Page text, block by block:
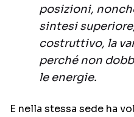
posizioni,
sintesi
costruttivo, la
perché non
le energie.
E nella stessa sede ha